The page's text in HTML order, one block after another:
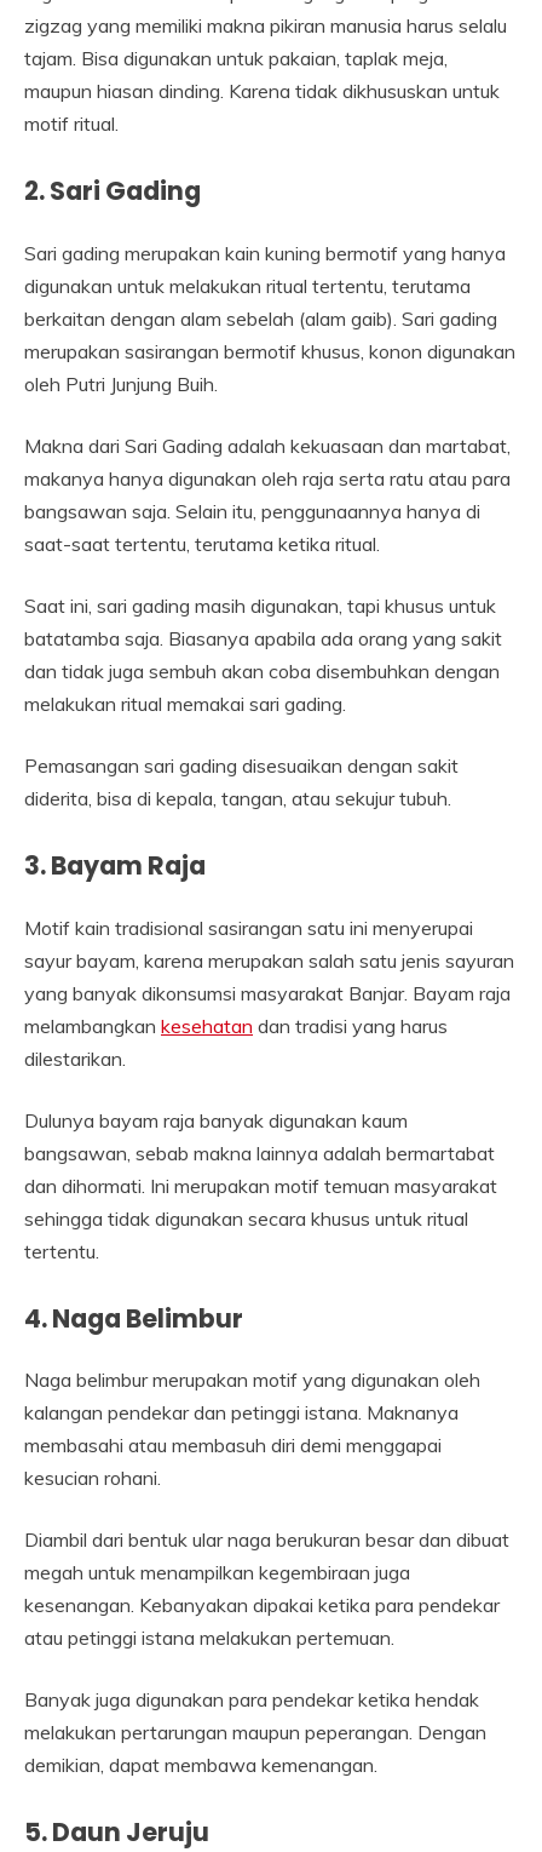
zigzag yang memiliki makna pikiran manusia harus selalu
tajam. Bisa digunakan untuk pakaian, taplak meja,
maupun hiasan dinding. Karena tidak dikhususkan untuk
motif ritual.
2. Sari Gading
Sari gading merupakan kain kuning bermotif yang hanya
digunakan untuk melakukan ritual tertentu, terutama
berkaitan dengan alam sebelah (alam gaib). Sari gading
merupakan sasirangan bermotif khusus, konon digunakan
oleh Putri Junjung Buih.
Makna dari Sari Gading adalah kekuasaan dan martabat,
makanya hanya digunakan oleh raja serta ratu atau para
bangsawan saja. Selain itu, penggunaannya hanya di
saat-saat tertentu, terutama ketika ritual.
Saat ini, sari gading masih digunakan, tapi khusus untuk
batatamba saja. Biasanya apabila ada orang yang sakit
dan tidak juga sembuh akan coba disembuhkan dengan
melakukan ritual memakai sari gading.
Pemasangan sari gading disesuaikan dengan sakit
diderita, bisa di kepala, tangan, atau sekujur tubuh.
3. Bayam Raja
Motif kain tradisional sasirangan satu ini menyerupai
sayur bayam, karena merupakan salah satu jenis sayuran
yang banyak dikonsumsi masyarakat Banjar. Bayam raja
melambangkan kesehatan dan tradisi yang harus
dilestarikan.
Dulunya bayam raja banyak digunakan kaum
bangsawan, sebab makna lainnya adalah bermartabat
dan dihormati. Ini merupakan motif temuan masyarakat
sehingga tidak digunakan secara khusus untuk ritual
tertentu.
4. Naga Belimbur
Naga belimbur merupakan motif yang digunakan oleh
kalangan pendekar dan petinggi istana. Maknanya
membasahi atau membasuh diri demi menggapai
kesucian rohani.
Diambil dari bentuk ular naga berukuran besar dan dibuat
megah untuk menampilkan kegembiraan juga
kesenangan. Kebanyakan dipakai ketika para pendekar
atau petinggi istana melakukan pertemuan.
Banyak juga digunakan para pendekar ketika hendak
melakukan pertarungan maupun peperangan. Dengan
demikian, dapat membawa kemenangan.
5. Daun Jeruju